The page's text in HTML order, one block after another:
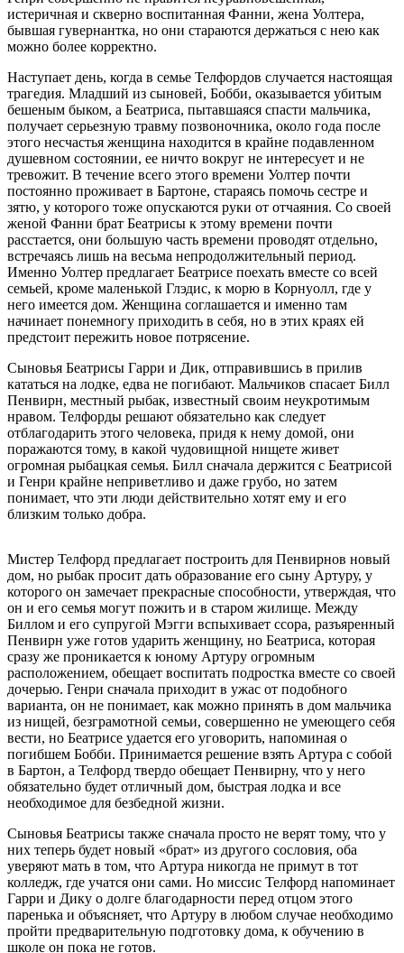
истеричная и скверно воспитанная Фанни, жена Уолтера,
бывшая гувернантка, но они стараются держаться с нею как
можно более корректно.
Наступает день, когда в семье Телфордов случается настоящая
трагедия. Младший из сыновей, Бобби, оказывается убитым
бешеным быком, а Беатриса, пытавшаяся спасти мальчика,
получает серьезную травму позвоночника, около года после
этого несчастья женщина находится в крайне подавленном
душевном состоянии, ее ничто вокруг не интересует и не
тревожит. В течение всего этого времени Уолтер почти
постоянно проживает в Бартоне, стараясь помочь сестре и
зятю, у которого тоже опускаются руки от отчаяния. Со своей
женой Фанни брат Беатрисы к этому времени почти
расстается, они большую часть времени проводят отдельно,
встречаясь лишь на весьма непродолжительный период.
Именно Уолтер предлагает Беатрисе поехать вместе со всей
семьей, кроме маленькой Глэдис, к морю в Корнуолл, где у
него имеется дом. Женщина соглашается и именно там
начинает понемногу приходить в себя, но в этих краях ей
предстоит пережить новое потрясение.
Сыновья Беатрисы Гарри и Дик, отправившись в прилив
кататься на лодке, едва не погибают. Мальчиков спасает Билл
Пенвирн, местный рыбак, известный своим неукротимым
нравом. Телфорды решают обязательно как следует
отблагодарить этого человека, придя к нему домой, они
поражаются тому, в какой чудовищной нищете живет
огромная рыбацкая семья. Билл сначала держится с Беатрисой
и Генри крайне неприветливо и даже грубо, но затем
понимает, что эти люди действительно хотят ему и его
близким только добра.
Мистер Телфорд предлагает построить для Пенвирнов новый
дом, но рыбак просит дать образование его сыну Артуру, у
которого он замечает прекрасные способности, утверждая, что
он и его семья могут пожить и в старом жилище. Между
Биллом и его супругой Мэгги вспыхивает ссора, разъяренный
Пенвирн уже готов ударить женщину, но Беатриса, которая
сразу же проникается к юному Артуру огромным
расположением, обещает воспитать подростка вместе со своей
дочерью. Генри сначала приходит в ужас от подобного
варианта, он не понимает, как можно принять в дом мальчика
из нищей, безграмотной семьи, совершенно не умеющего себя
вести, но Беатрисе удается его уговорить, напоминая о
погибшем Бобби. Принимается решение взять Артура с собой
в Бартон, а Телфорд твердо обещает Пенвирну, что у него
обязательно будет отличный дом, быстрая лодка и все
необходимое для безбедной жизни.
Сыновья Беатрисы также сначала просто не верят тому, что у
них теперь будет новый «брат» из другого сословия, оба
уверяют мать в том, что Артура никогда не примут в тот
колледж, где учатся они сами. Но миссис Телфорд напоминает
Гарри и Дику о долге благодарности перед отцом этого
паренька и объясняет, что Артуру в любом случае необходимо
пройти предварительную подготовку дома, к обучению в
школе он пока не готов.